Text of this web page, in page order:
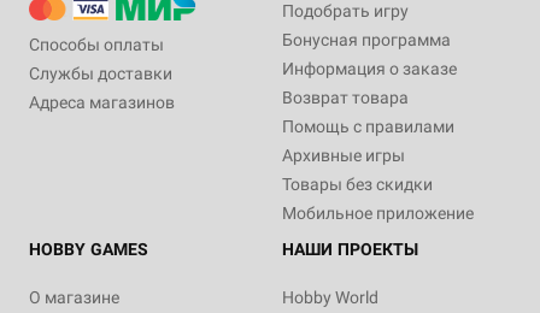
Способы оплаты
Службы доставки
Адреса магазинов
Подобрать игру
Бонусная программа
Информация о заказе
Возврат товара
Помощь с правилами
Архивные игры
Товары без скидки
Мобильное приложение
HOBBY GAMES
О магазине
НАШИ ПРОЕКТЫ
Hobby World